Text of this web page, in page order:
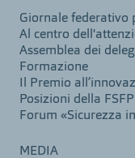
Giornale federativo
Al centro
Assemblea dei
Formazione
Il Premio
Posizioni della FSFP
Forum «Sicurezza
MEDIA